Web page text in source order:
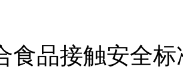
食品接触安全标